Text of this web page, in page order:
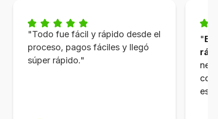
"Todo fue fácil y rápido desde el
proceso, pagos fáciles y llegó
súper rápido."
"Es
es